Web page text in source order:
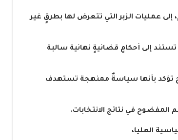
إلى عمليات الزبر التي تتعرض لها بطرقٍ غير
إلى أحكامٍ قضائيةٍ نهائية سالبة
تؤكد بأنها سياسةٌ ممنهجة تستهدف
المفضوح في نتائج الانتخابات.
العليا،